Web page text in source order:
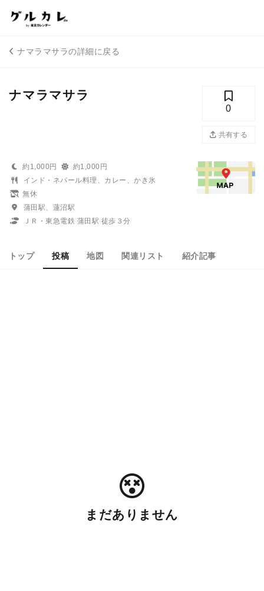
ナマラマサラの詳細に戻る
ナマラマサラ
0
共有する
約1,000円
約1,000円
インド・ネパール料理、カレー、かき氷
無休
蒲田駅、蓮沼駅
ＪＲ・東急電鉄 蒲田駅 徒歩３分
トップ 投稿 地図 関連リスト 紹介記事
まだありません